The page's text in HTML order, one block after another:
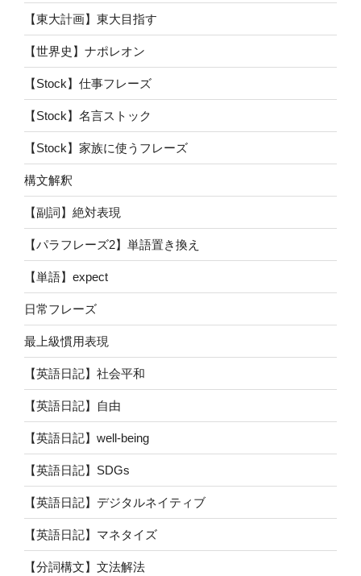
【東大計画】東大目指す
【世界史】ナポレオン
【Stock】仕事フレーズ
【Stock】名言ストック
【Stock】家族に使うフレーズ
構文解釈
【副詞】絶対表現
【パラフレーズ2】単語置き換え
【単語】expect
日常フレーズ
最上級慣用表現
【英語日記】社会平和
【英語日記】自由
【英語日記】well-being
【英語日記】SDGs
【英語日記】デジタルネイティブ
【英語日記】マネタイズ
【分詞構文】文法解法